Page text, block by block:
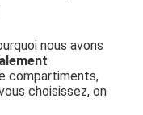
nous avons
compartiments,
choisissez, on